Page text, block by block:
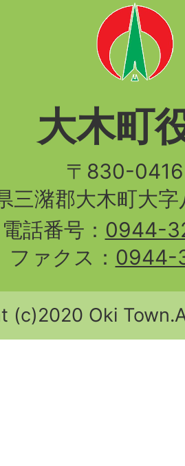
大木町
〒830-
三潴郡大木町大
電話番号： 0944-
ファクス： 0944-
(c)2020 Oki